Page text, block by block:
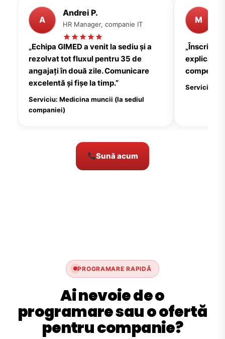
A
Andrei P.
HR Manager, companie IT
„Echipa GIMED a venit la sediu și a
rezolvat tot fluxul pentru 35 de
angajați în două zile. Comunicare
excelentă și fișe la timp.”
Serviciu: Medicina muncii (la sediul
companiei)
M
explicații
Serviciu:
Sună acum
PROGRAMARE RAPIDĂ
Ai nevoie de o
programare sau o ofertă
pentru companie?